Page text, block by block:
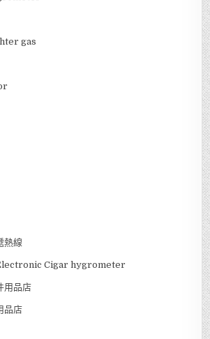
gas
熱線
Cigar hygrometer
用品店
品店